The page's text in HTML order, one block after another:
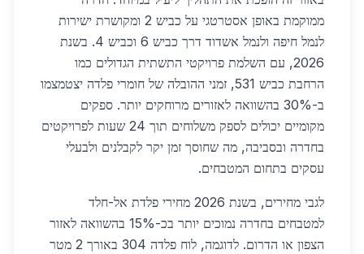
ממוקמת באופן אסטרטגי על כביש 2 ומקושרת ישירות
לנמל חיפה ולנמל אשדוד דרך כביש 6 וכביש 4. בשנת
2026, עם השלמת פרויקטי התשתית הגדולים כמו
הרחבת כביש 531, זמני ההובלה של חומרי פלדה יצטמצמו
ב-30% בהשוואה לאזורים מרוחקים יותר. ספקים
מקומיים יכולים לספק משלוחים תוך 24 שעות לפרויקטים
בחדרה ובסביבה, מה שחוסך זמן יקר לקבלנים ולבעלי
עסקים בתחום המטבחים.
לגבי מחירים, בשנת 2026 מחירי פלדת אל-חלד
למטבחים בחדרה נמוכים יותר בכ-15% בהשוואה לאזור
הצפון או הדרום. לדוגמה, לוח פלדה 304 באורך 2 מטר